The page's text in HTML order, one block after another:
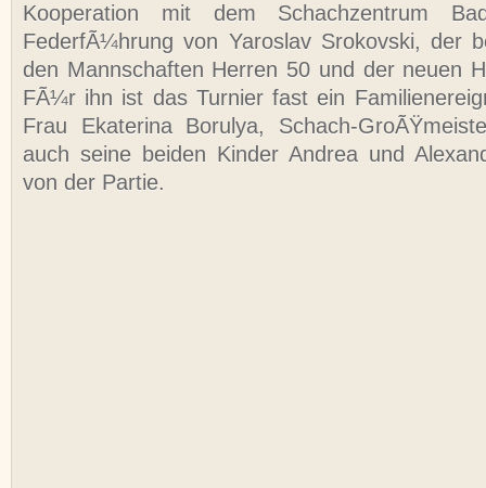
Kooperation mit dem Schachzentrum
FederfÃ¼hrung von Yaroslav Srokovski, der
den Mannschaften Herren 50 und der neuen
FÃ¼r ihn ist das Turnier fast ein
Frau Ekaterina Borulya, Schach-
auch seine beiden Kinder Andrea und
von der Partie.